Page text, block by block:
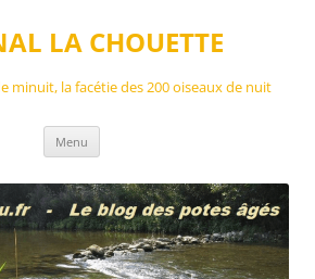
LA CHOUETTE
minuit, la facétie des 200 oiseaux de nuit
Menu